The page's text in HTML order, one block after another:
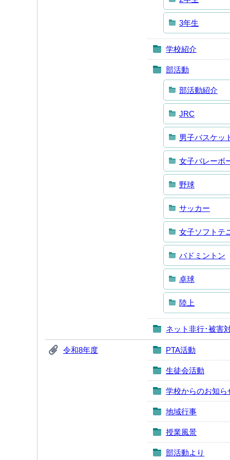
3年生
学校紹介
部活動
部活動紹介
JRC
男子バスケッ
女子バレーボ
野球
サッカー
女子ソフトテ
バドミントン
卓球
陸上
ネット非行･被害
令和8年度 PTA活動
生徒会活動
学校からのお知ら
地域行事
授業風景
部活動より